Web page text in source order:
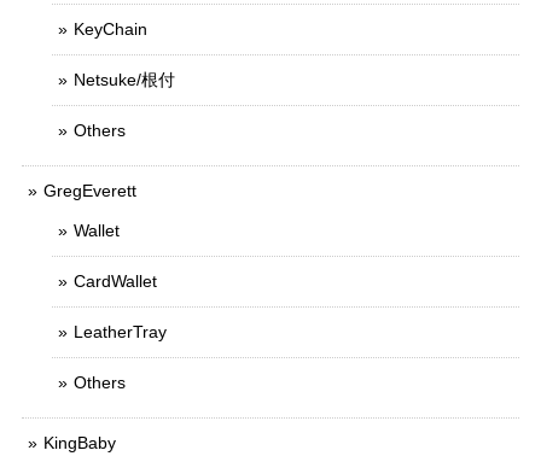
KeyChain
Netsuke/根付
Others
GregEverett
Wallet
CardWallet
LeatherTray
Others
KingBaby